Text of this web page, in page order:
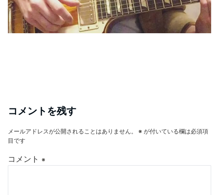
コメントを残す
メールアドレスが公開されることはありません。 ※ が付いている欄は必須項
目です
コメント ※